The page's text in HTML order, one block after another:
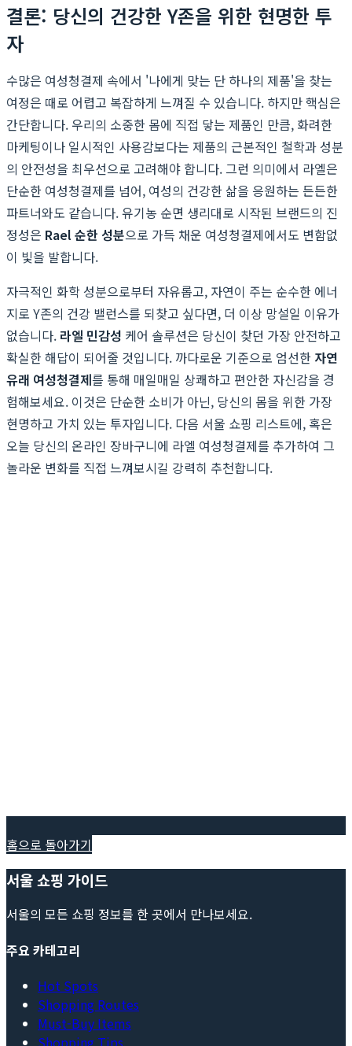
결론: 당신의 건강한 Y존을 위한 현명한 투
자
수많은 여성청결제 속에서 '나에게 맞는 단 하나의 제품'을 찾는
여정은 때로 어렵고 복잡하게 느껴질 수 있습니다. 하지만 핵심은
간단합니다. 우리의 소중한 몸에 직접 닿는 제품인 만큼, 화려한
마케팅이나 일시적인 사용감보다는 제품의 근본적인 철학과 성분
의 안전성을 최우선으로 고려해야 합니다. 그런 의미에서 라엘은
단순한 여성청결제를 넘어, 여성의 건강한 삶을 응원하는 든든한
파트너와도 같습니다. 유기농 순면 생리대로 시작된 브랜드의 진
정성은 Rael 순한 성분으로 가득 채운 여성청결제에서도 변함없
이 빛을 발합니다.
자극적인 화학 성분으로부터 자유롭고, 자연이 주는 순수한 에너
지로 Y존의 건강 밸런스를 되찾고 싶다면, 더 이상 망설일 이유가
없습니다. 라엘 민감성 케어 솔루션은 당신이 찾던 가장 안전하고
확실한 해답이 되어줄 것입니다. 까다로운 기준으로 엄선한 자연
유래 여성청결제를 통해 매일매일 상쾌하고 편안한 자신감을 경
험해보세요. 이것은 단순한 소비가 아닌, 당신의 몸을 위한 가장
현명하고 가치 있는 투자입니다. 다음 서울 쇼핑 리스트에, 혹은
오늘 당신의 온라인 장바구니에 라엘 여성청결제를 추가하여 그
놀라운 변화를 직접 느껴보시길 강력히 추천합니다.
홈으로 돌아가기
서울 쇼핑 가이드
서울의 모든 쇼핑 정보를 한 곳에서 만나보세요.
주요 카테고리
Hot Spots
Shopping Routes
Must-Buy Items
Shopping Tips